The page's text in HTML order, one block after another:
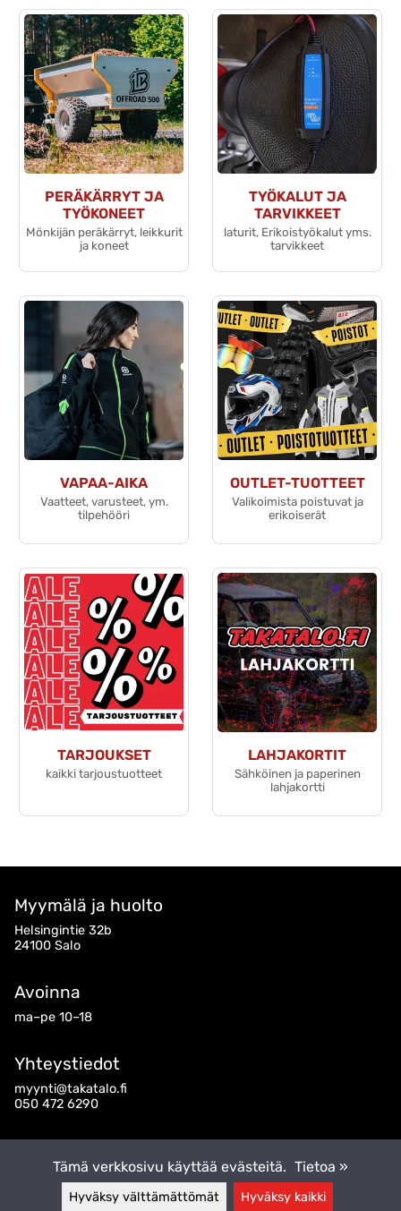
PERÄKÄRRYT JA
TYÖKONEET
Mönkijän peräkärryt, leikkurit
ja koneet
TYÖKALUT JA
TARVIKKEET
laturit, Erikoistyökalut yms.
tarvikkeet
VAPAA-AIKA
Vaatteet, varusteet, ym.
tilpehööri
OUTLET-TUOTTEET
Valikoimista poistuvat ja
erikoiserät
TARJOUKSET
kaikki tarjoustuotteet
LAHJAKORTIT
Sähköinen ja paperinen
lahjakortti
Myymälä ja huolto
Helsingintie 32b
24100 Salo
Avoinna
ma–pe 10–18
Yhteystiedot
myynti@takatalo.fi
050 472 6290
Tämä verkkosivu käyttää evästeitä. Tietoa »
Hyväksy välttämättömät Hyväksy kaikki